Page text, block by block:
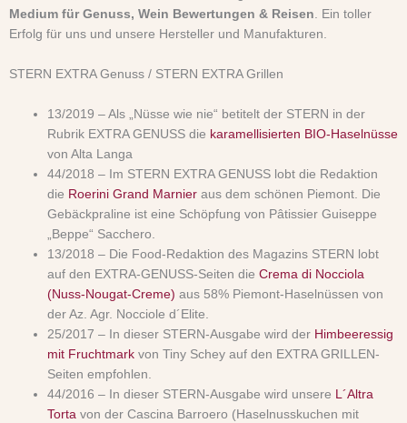
Medium für Genuss, Wein Bewertungen & Reisen . Ein toller
Erfolg für uns und unsere Hersteller und Manufakturen.
STERN EXTRA Genuss / STERN EXTRA Grillen
13/2019 – Als „Nüsse wie nie“ betitelt der STERN in der
Rubrik EXTRA GENUSS die karamellisierten BIO-Haselnüsse
von Alta Langa
44/2018 – Im STERN EXTRA GENUSS lobt die Redaktion
die Roerini Grand Marnier aus dem schönen Piemont. Die
Gebäckpraline ist eine Schöpfung von Pâtissier Guiseppe
„Beppe“ Sacchero.
13/2018 – Die Food-Redaktion des Magazins STERN lobt
auf den EXTRA-GENUSS-Seiten die Crema di Nocciola
(Nuss-Nougat-Creme) aus 58% Piemont-Haselnüssen von
der Az. Agr. Nocciole d´Elite.
25/2017 – In dieser STERN-Ausgabe wird der Himbeeressig
mit Fruchtmark von Tiny Schey auf den EXTRA GRILLEN-
Seiten empfohlen.
44/2016 – In dieser STERN-Ausgabe wird unsere L´Altra
Torta von der Cascina Barroero (Haselnusskuchen mit